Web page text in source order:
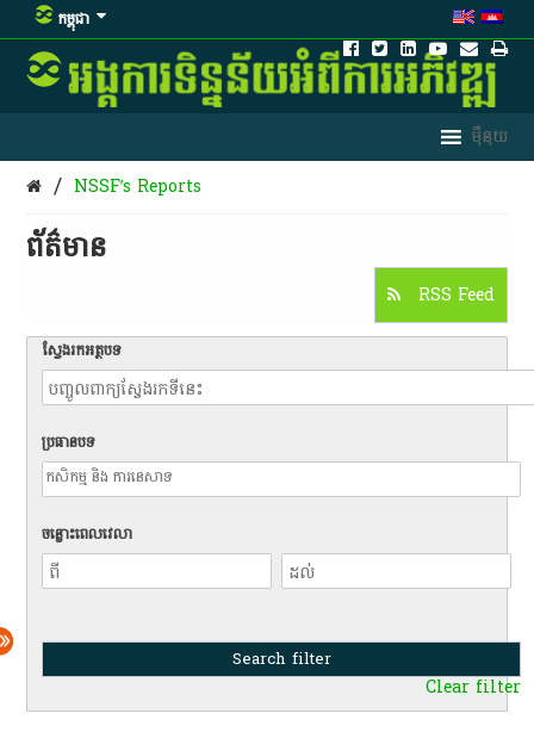
កម្ពុជា
/ NSSF’s Reports
ព័ត៌មាន​
RSS Feed
ស្វែងរកអត្ថបទ
ប្រធានបទ
ចន្លោះពេលវេលា
Clear filter